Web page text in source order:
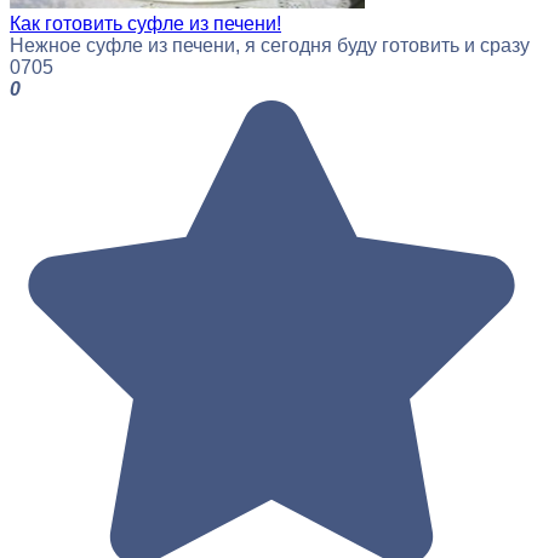
Как готовить суфле из печени!
Нежное суфле из печени, я сегодня буду готовить и сразу
0705
0